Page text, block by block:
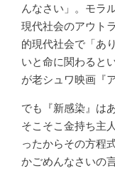
んなさい」。モラ
現代社会のアウト
的現代社会で「あ
いと命に関わると
が老シュワ映画『
でも『新感染』は
そこそこ金持ち主
ったからその方程
かごめんなさいの